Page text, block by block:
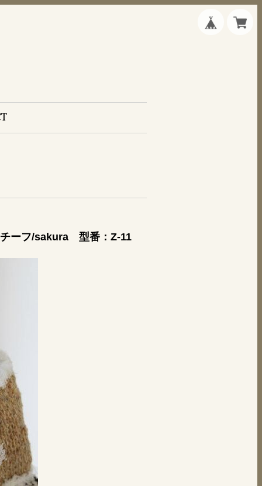
ーフ/sakura 型番：Z-11